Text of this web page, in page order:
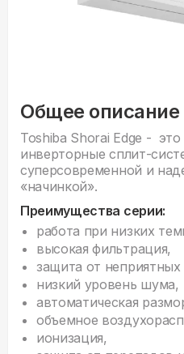
Общее описание
Toshiba Shorai Edge -
инверторные сплит-
суперсовременной и
«начинкой».
Преимущества серии:
работа при низких
высокая фильтрация,
защита от неприятных
низкий уровень шума,
автоматическая
объемное
ионизация,